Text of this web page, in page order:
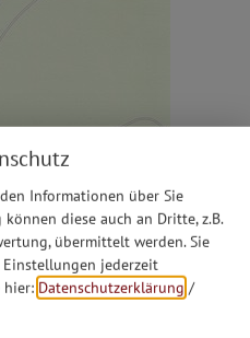
Informationen über Sie
diese auch an Dritte, z.B.
übermittelt werden. Sie
jederzeit
hier: Datenschutzerklärung /